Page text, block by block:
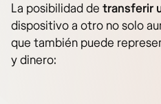
La posibilidad de transferir
dispositivo a otro no solo
que también puede
y dinero: